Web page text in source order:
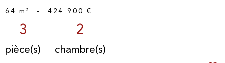
64 m² - 424 900 €
3
pièce(s)
2
chambre(s)